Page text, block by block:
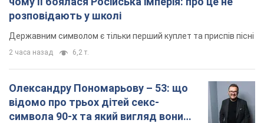
7 часов назад
У ПриватБанку розповіли, чи дійсні
долари 1996 року: чи приймають
обмінники та банки такі купюри
Що робити, якщо банки та обмінні пункти не
приймають старі долари
9 часов назад 65,6 т.